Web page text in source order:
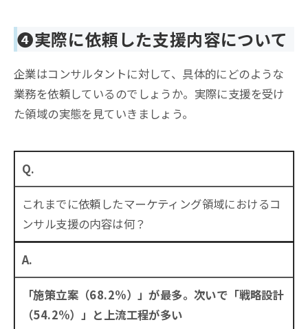
❹実際に依頼した支援内容について
企業はコンサルタントに対して、具体的にどのような
業務を依頼しているのでしょうか。実際に支援を受け
た領域の実態を見ていきましょう。
Q.
これまでに依頼したマーケティング領域におけるコ
ンサル支援の内容は何？
A.
「施策立案（68.2%）」が最多。次いで「戦略設計
（54.2%）」と上流工程が多い